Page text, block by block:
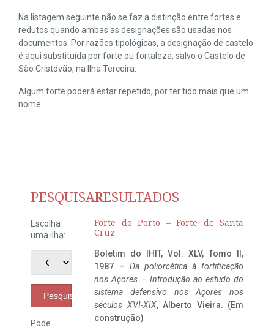
Na listagem seguinte não se faz a distinção entre fortes e
redutos quando ambas as designações são usadas nos
documentos. Por razões tipológicas, a designação de castelo
é aqui substituída por forte ou fortaleza, salvo o Castelo de
São Cristóvão, na Ilha Terceira.
Algum forte poderá estar repetido, por ter tido mais que um
nome.
PESQUISAR
Escolha
uma ilha:
Pesquisar
Pode
RESULTADOS
Forte do Porto – Forte de Santa
Cruz
Boletim do IHIT, Vol. XLV, Tomo II,
1987 – Da poliorcética à fortificação
nos Açores – Introdução ao estudo do
sistema defensivo nos Açores nos
séculos XVI-XIX, Alberto Vieira. (Em
construção)